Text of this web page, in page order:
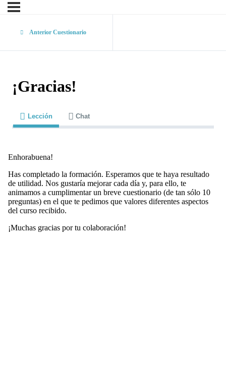
Anterior Cuestionario
¡Gracias!
Lección Chat
Enhorabuena!
Has completado la formación. Esperamos que te haya resultado
de utilidad. Nos gustaría mejorar cada día y, para ello, te
animamos a cumplimentar un breve cuestionario (de tan sólo 10
preguntas) en el que te pedimos que valores diferentes aspectos
del curso recibido.
¡Muchas gracias por tu colaboración!